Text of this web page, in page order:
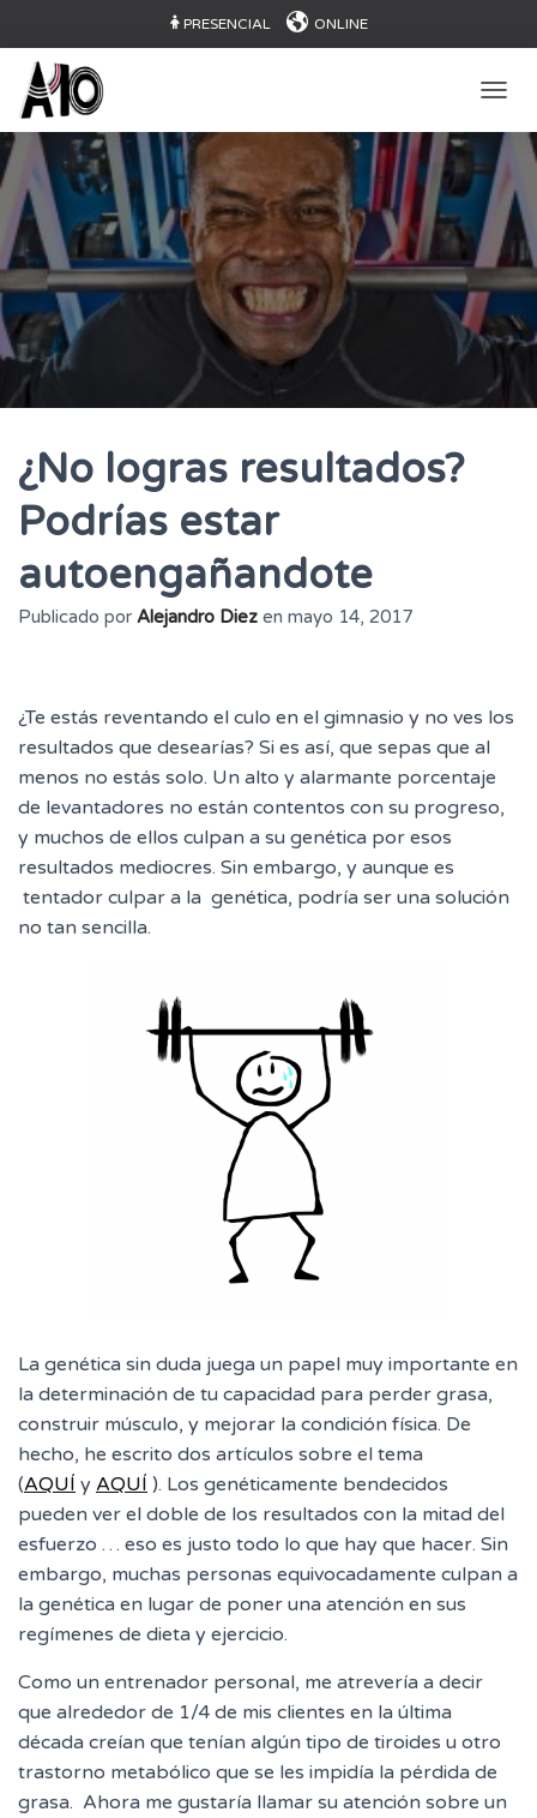
PRESENCIAL ONLINE
¿No logras resultados?
Podrías estar
autoengañandote
Publicado por Alejandro Diez en mayo 14, 2017
¿Te estás reventando el culo en el gimnasio y no ves los
resultados que desearías? Si es así, que sepas que al
menos no estás solo. Un alto y alarmante porcentaje
de levantadores no están contentos con su progreso,
y muchos de ellos culpan a su genética por esos
resultados mediocres. Sin embargo, y aunque es
tentador culpar a la genética, podría ser una solución
no tan sencilla.
La genética sin duda juega un papel muy importante en
la determinación de tu capacidad para perder grasa,
construir músculo, y mejorar la condición física. De
hecho, he escrito dos artículos sobre el tema
(AQUÍ y AQUÍ ). Los genéticamente bendecidos
pueden ver el doble de los resultados con la mitad del
esfuerzo … eso es justo todo lo que hay que hacer. Sin
embargo, muchas personas equivocadamente culpan a
la genética en lugar de poner una atención en sus
regímenes de dieta y ejercicio.
Como un entrenador personal, me atrevería a decir
que alrededor de 1/4 de mis clientes en la última
década creían que tenían algún tipo de tiroides u otro
trastorno metabólico que se les impidía la pérdida de
grasa. Ahora me gustaría llamar su atención sobre un